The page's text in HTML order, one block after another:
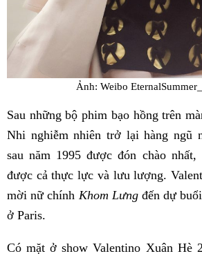
Ảnh: Weibo
Sau những bộ phim bạo hồng trên
Nhi nghiễm nhiên trở lại hàng ngũ
sau năm 1995 được đón chào
được cả thực lực và lưu lượng.
mời nữ chính Khom Lưng đến dự
ở Paris.
Có mặt ở show Valentino Xuân Hè